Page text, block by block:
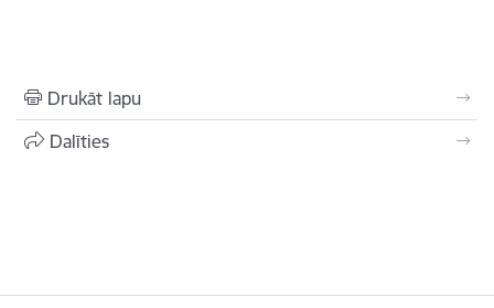
Drukāt lapu
Dalīties